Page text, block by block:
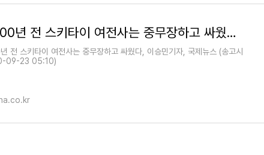
2천500년 전 스키타이 여전사는 중무장하고 싸웠다 | 연합뉴스
전 스키타이 여전사는 중무장하고 싸웠다, 이승민기자, 국제뉴스 (송고시
09-23 05:10)